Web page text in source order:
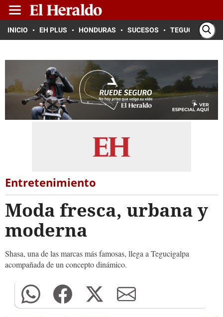
INICIO EH PLUS HONDURAS SUCESOS TEGUCIGALPA
Entretenimiento
Moda fresca, urbana y
moderna
Shasa, una de las marcas más famosas, llega a Tegucigalpa
acompañada de un concepto dinámico.